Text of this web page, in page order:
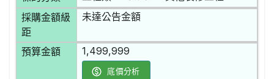
採購金額級
距
未達公告金額
預算金額 1,499,999
底價分析